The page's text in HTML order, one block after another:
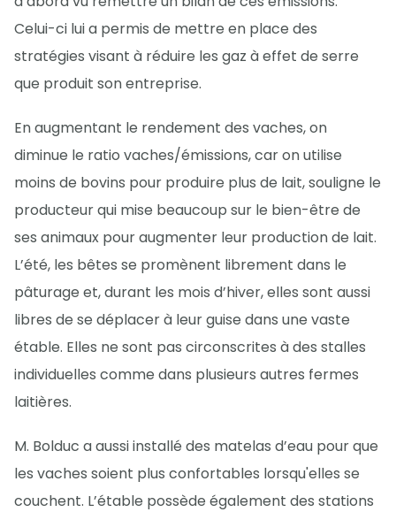
Celui-ci lui a permis de mettre en place des
stratégies visant à réduire les gaz à effet de serre
que produit son entreprise.
En augmentant le rendement des vaches, on
diminue le ratio vaches/émissions, car on utilise
moins de bovins pour produire plus de lait, souligne le
producteur qui mise beaucoup sur le bien-être de
ses animaux pour augmenter leur production de lait.
L’été, les bêtes se promènent librement dans le
pâturage et, durant les mois d’hiver, elles sont aussi
libres de se déplacer à leur guise dans une vaste
étable. Elles ne sont pas circonscrites à des stalles
individuelles comme dans plusieurs autres fermes
laitières.
M. Bolduc a aussi installé des matelas d’eau pour que
les vaches soient plus confortables lorsqu'elles se
couchent. L’étable possède également des stations